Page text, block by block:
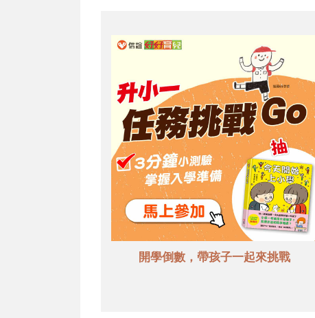
開學倒數，帶孩子一起來挑戰